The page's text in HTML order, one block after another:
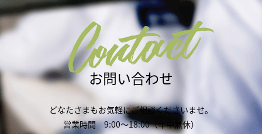
Contact
お問い合わせ
どなたさまもお気軽にご相談くださいませ。
営業時間 9:00～18:00（年中無休）